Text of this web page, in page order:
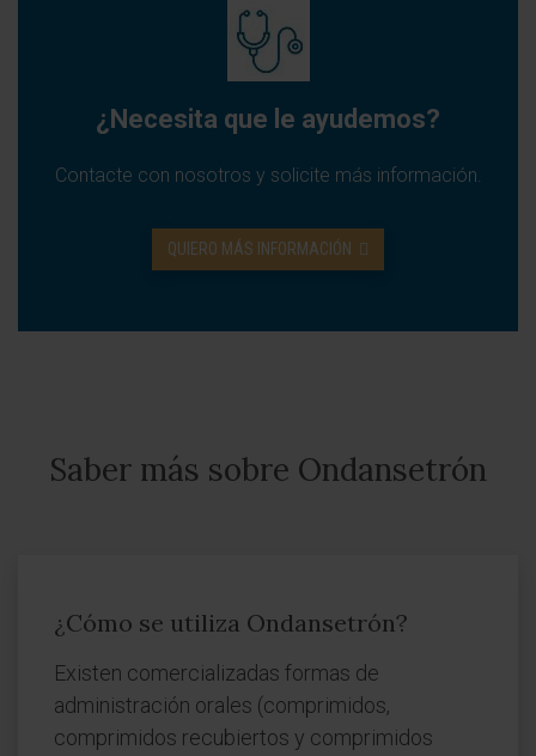
¿Necesita que le ayudemos?
Contacte con nosotros y solicite más información.
QUIERO MÁS INFORMACIÓN
Saber más sobre Ondansetrón
¿Cómo se utiliza Ondansetrón?
Existen comercializadas formas de
administración orales (comprimidos,
comprimidos recubiertos y comprimidos